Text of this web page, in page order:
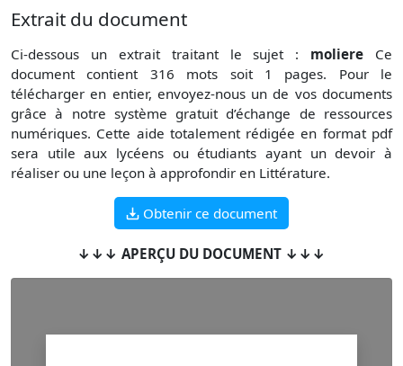
Extrait du document
Ci-dessous un extrait traitant le sujet : moliere Ce
document contient 316 mots soit 1 pages. Pour le
télécharger en entier, envoyez-nous un de vos documents
grâce à notre système gratuit d’échange de ressources
numériques. Cette aide totalement rédigée en format pdf
sera utile aux lycéens ou étudiants ayant un devoir à
réaliser ou une leçon à approfondir en Littérature.
Obtenir ce document
↓↓↓ APERÇU DU DOCUMENT ↓↓↓